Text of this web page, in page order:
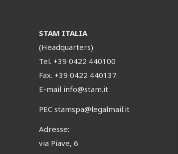
STAM ITALIA
(Headquarters)
Tel. +39 0422 440100
Fax. +39 0422 440137
E-mail info@stam.it
PECstamspa@legalmail.it
Adresse:
via Piave, 6